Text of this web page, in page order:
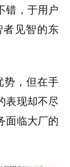
错，于用户
见智的东
势，但在手
表现却不尽
面临大厂的